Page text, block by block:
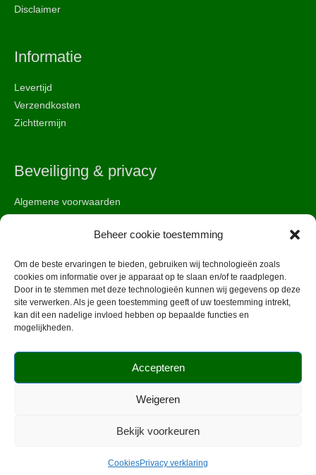
Beheer cookie toestemming
Om de beste ervaringen te bieden, gebruiken wij technologieën zoals
cookies om informatie over je apparaat op te slaan en/of te raadplegen.
Door in te stemmen met deze technologieën kunnen wij gegevens op deze
site verwerken. Als je geen toestemming geeft of uw toestemming intrekt,
kan dit een nadelige invloed hebben op bepaalde functies en
mogelijkheden.
Accepteren
Weigeren
Bekijk voorkeuren
CookiesPrivacy verklaring
Disclaimer
Informatie
Levertijd
Verzendkosten
Zichttermijn
Beveiliging & privacy
Algemene voorwaarden